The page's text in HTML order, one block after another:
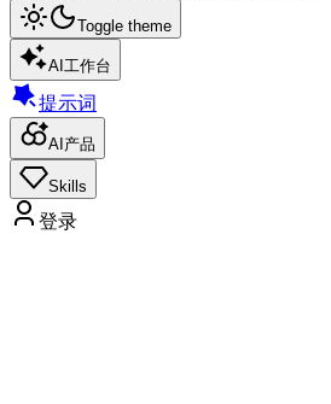
Toggle theme
AI工作台
提示词
AI产品
Skills
登录